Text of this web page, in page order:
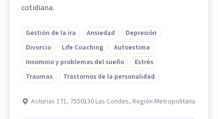
cotidiana.
Gestión de la ira Ansiedad
Depresión
Divorcio
Life Coaching
Autoestima
Insomnio y problemas del sueño
Estrés
Traumas
Trastornos de la personalidad
Asturias 171, 7550130 Las Condes, Región Metropolitana